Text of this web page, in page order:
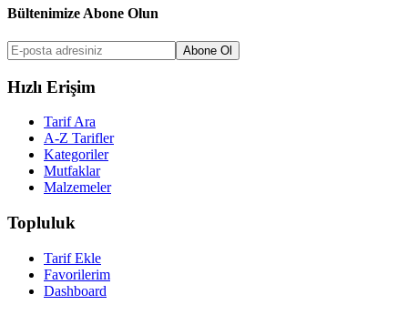
Bültenimize Abone Olun
Abone Ol
Hızlı Erişim
Tarif Ara
A-Z Tarifler
Kategoriler
Mutfaklar
Malzemeler
Topluluk
Tarif Ekle
Favorilerim
Dashboard